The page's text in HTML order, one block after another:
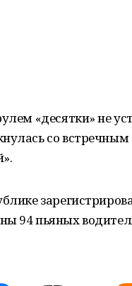
«десятки» не
со
94 пьяных